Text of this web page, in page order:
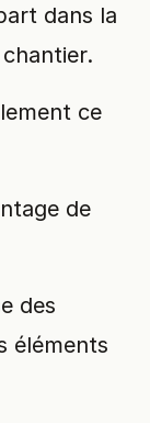
dans la
ce
de
des
éléments